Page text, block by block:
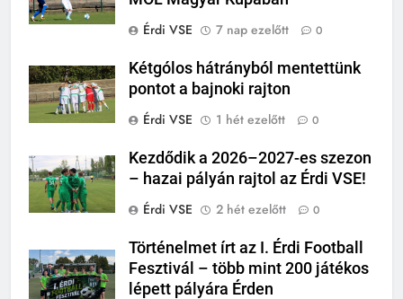
Érdi VSE
7 nap ezelőtt 0
Kétgólos hátrányból mentettünk
pontot a bajnoki rajton
Érdi VSE
1 hét ezelőtt 0
Kezdődik a 2026–2027-es szezon
– hazai pályán rajtol az Érdi VSE!
Érdi VSE
2 hét ezelőtt 0
Történelmet írt az I. Érdi Football
Fesztivál – több mint 200 játékos
lépett pályára Érden